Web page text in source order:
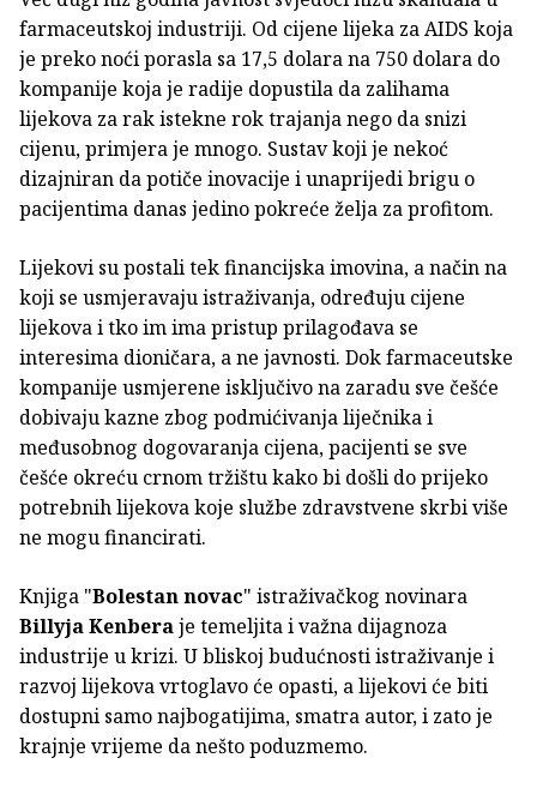
farmaceutskoj industriji. Od cijene lijeka za AIDS koja
je preko noći porasla sa 17,5 dolara na 750 dolara do
kompanije koja je radije dopustila da zalihama
lijekova za rak istekne rok trajanja nego da snizi
cijenu, primjera je mnogo. Sustav koji je nekoć
dizajniran da potiče inovacije i unaprijedi brigu o
pacijentima danas jedino pokreće želja za profitom.
Lijekovi su postali tek financijska imovina, a način na
koji se usmjeravaju istraživanja, određuju cijene
lijekova i tko im ima pristup prilagođava se
interesima dioničara, a ne javnosti. Dok farmaceutske
kompanije usmjerene isključivo na zaradu sve češće
dobivaju kazne zbog podmićivanja liječnika i
međusobnog dogovaranja cijena, pacijenti se sve
češće okreću crnom tržištu kako bi došli do prijeko
potrebnih lijekova koje službe zdravstvene skrbi više
ne mogu financirati.
Knjiga "Bolestan novac" istraživačkog novinara
Billyja Kenberaje temeljita i važna dijagnoza
industrije u krizi. U bliskoj budućnosti istraživanje i
razvoj lijekova vrtoglavo će opasti, a lijekovi će biti
dostupni samo najbogatijima, smatra autor, i zato je
krajnje vrijeme da nešto poduzmemo.